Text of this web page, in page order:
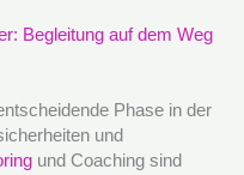
Begleitung auf dem Weg
Phase in der
und
und Coaching sind